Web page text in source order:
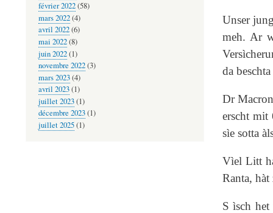
Unser
meh. Ar
da
Dr
erscht mit
sìe sotta
Vìel Litt
Ranta,
S ìsch
février 2022(58)
mars 2022(4)
avril 2022(6)
mai 2022(8)
juin 2022(1)
novembre 2022(3)
mars 2023(4)
avril 2023(1)
juillet 2023(1)
décembre 2023(1)
juillet 2025(1)